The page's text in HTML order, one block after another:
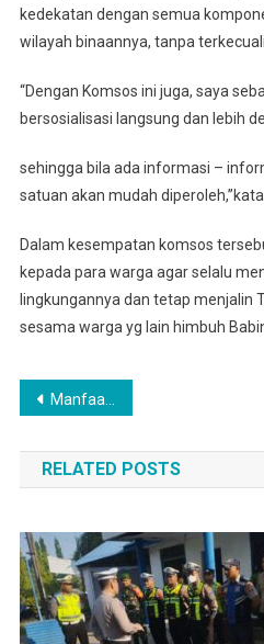
kedekatan dengan semua
wilayah binaannya, tanpa
“Dengan Komsos ini juga, saya
bersosialisasi langsung dan lebih
sehingga bila ada informasi –
satuan akan mudah
Dalam kesempatan komsos
kepada para warga agar selalu
lingkungannya dan tetap menjalin
sesama warga yg lain himbuh
Navigasi
pos
Manfaatkan warung Kopi, Babinsa Komsos Dengan Warga Binaan
RELATED POSTS